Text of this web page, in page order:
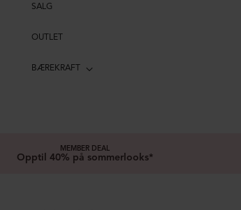
SALG
OUTLET
BÆREKRAFT
MEMBER DEAL
Opptil 40% på sommerlooks*